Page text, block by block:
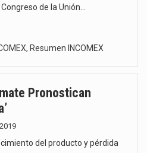
de la Unión…
, Resumen INCOMEX
Pronostican
del producto y pérdida